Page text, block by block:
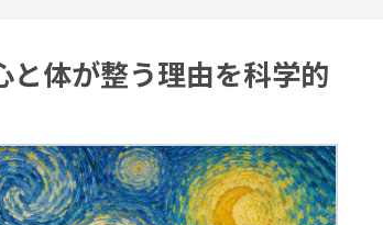
体が整う理由を科学的